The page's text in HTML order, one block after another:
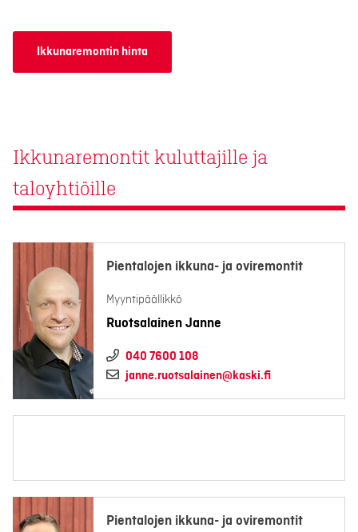
Ikkunaremontin hinta
Ikkunaremontit kuluttajille ja
taloyhtiöille
Pientalojen ikkuna- ja oviremontit
Myyntipäällikkö
Ruotsalainen Janne
040 7600 108
janne.ruotsalainen@kaski.fi
Pientalojen ikkuna- ja oviremontit